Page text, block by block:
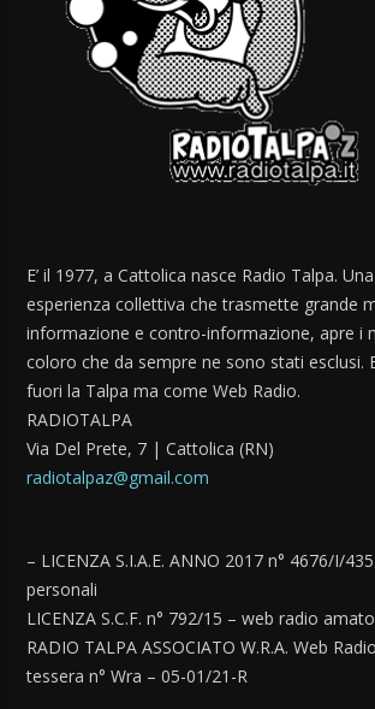
E’ il 1977, a Cattolica nasce Radio Talpa.
esperienza collettiva che trasmette grande
informazione e contro-informazione, apre i
coloro che da sempre ne sono stati esclusi.
fuori la Talpa ma come Web Radio.
RADIOTALPA
Via Del Prete, 7 | Cattolica (RN)
radiotalpaz@gmail.com
– LICENZA S.I.A.E. ANNO 2017 n° 4676/I/
personali
LICENZA S.C.F. n° 792/15 – web radio
RADIO TALPA ASSOCIATO W.R.A. Web
tessera n° Wra – 05-01/21-R